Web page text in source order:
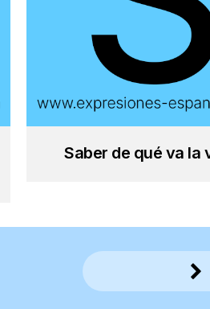
Saber de qué va la